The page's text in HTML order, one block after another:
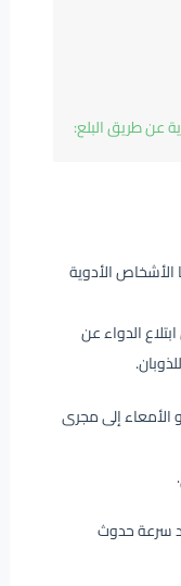
عن طريق البلع:
الأشخاص الأدوية
الدواء عن
الأمعاء إلى مجرى
سرعة حدوث